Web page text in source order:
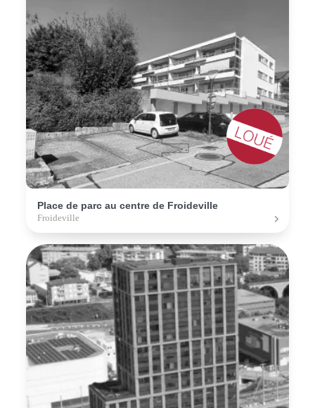
Place de parc au centre de Froideville
Froideville